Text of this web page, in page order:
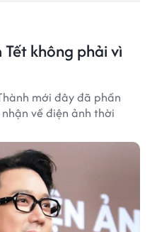
không phải vì
mới đây đã phần
về điện ảnh thời